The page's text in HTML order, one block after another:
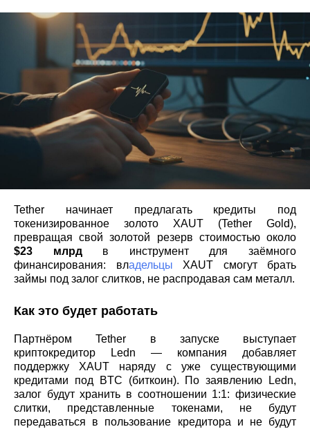
Tether начинает предлагать кредиты под
токенизированное золото XAUT (Tether Gold),
превращая свой золотой резерв стоимостью около
$23 млрдв инструмент для заёмного
финансирования: владельцы XAUT смогут брать
займы под залог слитков, не распродавая сам металл.
Как это будет работать
Партнёром Tether в запуске выступает
криптокредитор Ledn — компания добавляет
поддержку XAUT наряду с уже существующими
кредитами под BTC (биткоин). По заявлению Ledn,
залог будут хранить в соотношении 1:1: физические
слитки, представленные токенами, не будут
передаваться в пользование кредитора и не будут